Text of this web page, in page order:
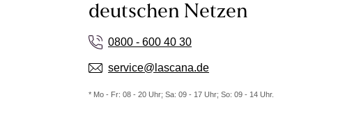
deutschen Netzen
0800 - 600 40 30
service@lascana.de
* Mo - Fr: 08 - 20 Uhr; Sa: 09 - 17 Uhr; So: 09 - 14 Uhr.